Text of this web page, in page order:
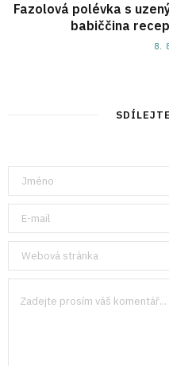
Fazolová polévka s
babiččina
8.